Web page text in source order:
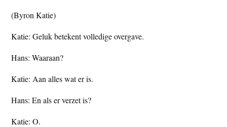
t
e
e
s
t
(Byron Katie)
Katie: Geluk betekent volledige overgave.
Hans: Waaraan?
Katie: Aan alles wat er is.
Hans: En als er verzet is?
Katie: O.